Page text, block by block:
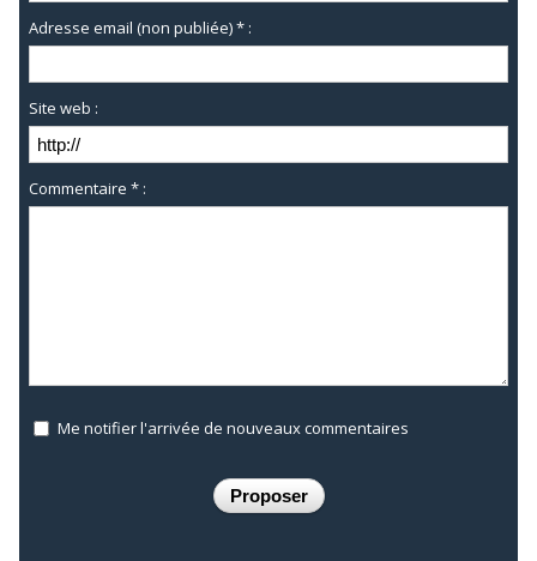
Adresse email (non publiée) * :
Site web :
Commentaire * :
Me notifier l'arrivée de nouveaux commentaires